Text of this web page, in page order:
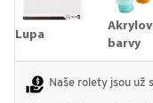
Lupa
barvy
Naše rolety jsou už